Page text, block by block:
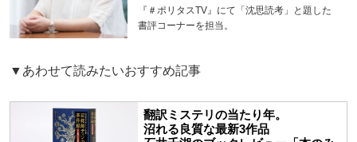
『＃ポリタスTV』にて「沈思読考」と題した
書評コーナーを担当。
▼あわせて読みたいおすすめ記事
翻訳ミステリの当たり年。
沼れる良質な最新3作品